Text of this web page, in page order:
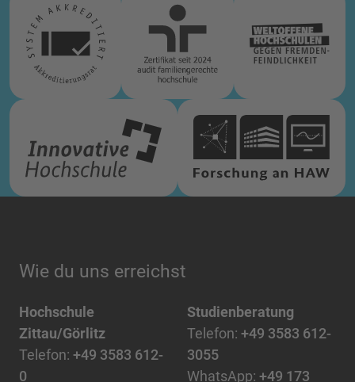
Wie du uns erreichst
Hochschule
Zittau/Görlitz
Telefon: +49 3583 612-
0
Studienberatung
Telefon: +49 3583 612-
3055
WhatsApp: +49 173